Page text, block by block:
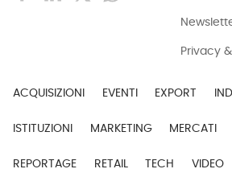
Privacy
ACQUISIZIONI EVENTI EXPORT
ISTITUZIONI MARKETING MERCATI
REPORTAGE RETAIL TECH VIDEO